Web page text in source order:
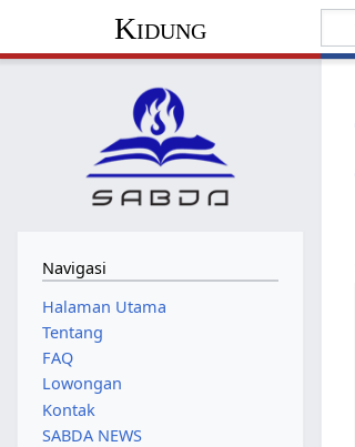
Kidung
Navigasi
Halaman Utama
Tentang
FAQ
Lowongan
Kontak
SABDA NEWS